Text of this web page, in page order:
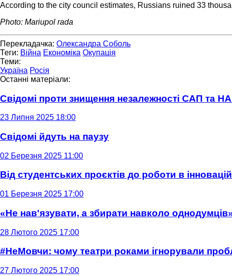
According to the city council estimates, Russians ruined 33
Photo: Mariupol rada
Перекладачка: Олександра Соболь
Теги: Війна Економіка Окупація
Теми:
Україна Росія
Останні матеріали:
Свідомі проти знищення незалежності САП та
23 Липня 2025 18:00
Свідомі йдуть на паузу
02 Березня 2025 11:00
Від студентських проєктів до роботи в
01 Березня 2025 17:00
«Не нав'язувати, а збирати навколо
28 Лютого 2025 17:00
#НеМовчи: чому театри роками ігнорували
27 Лютого 2025 17:00